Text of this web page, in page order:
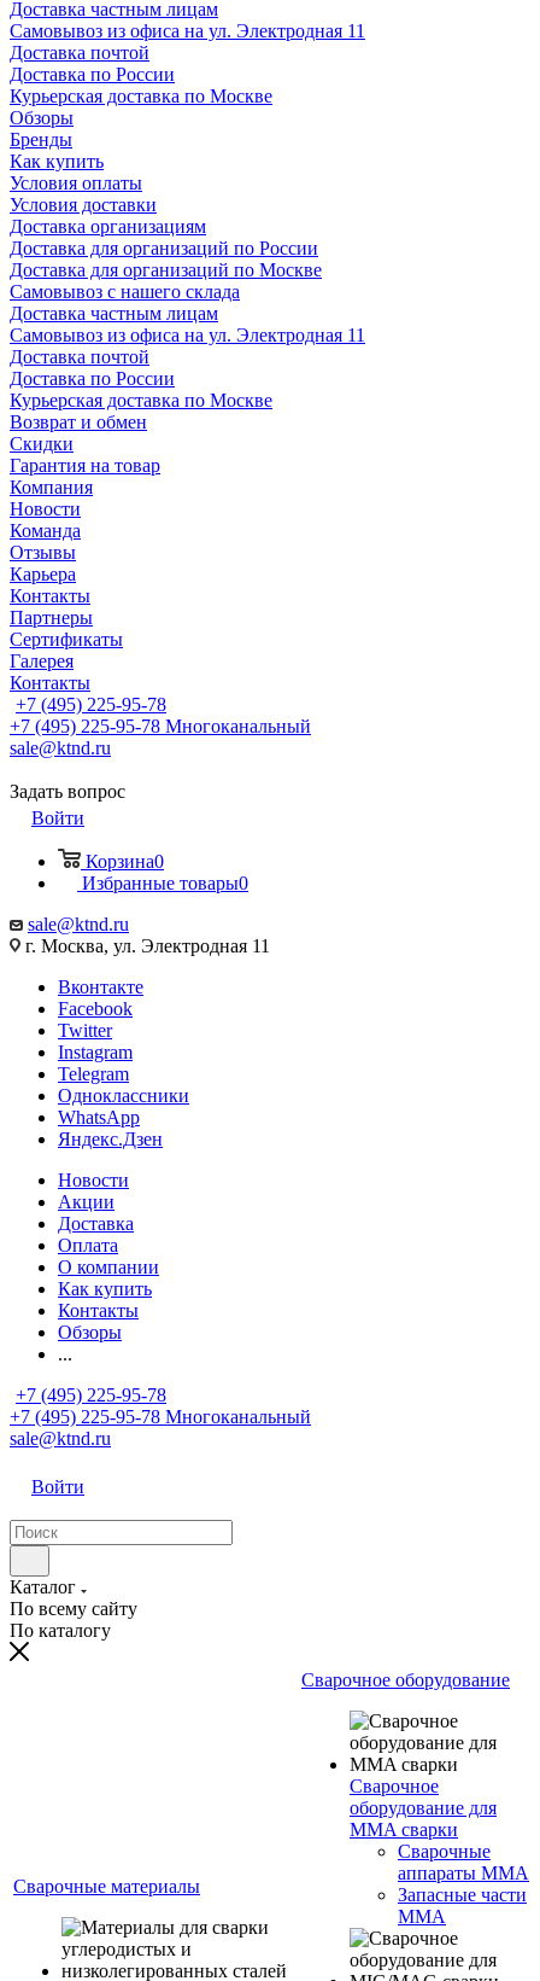
Доставка частным лицам
Самовывоз из офиса на ул. Электродная 11
Доставка почтой
Доставка по России
Курьерская доставка по Москве
Обзоры
Бренды
Как купить
Условия оплаты
Условия доставки
Доставка организациям
Доставка для организаций по России
Доставка для организаций по Москве
Самовывоз с нашего склада
Доставка частным лицам
Самовывоз из офиса на ул. Электродная 11
Доставка почтой
Доставка по России
Курьерская доставка по Москве
Возврат и обмен
Скидки
Гарантия на товар
Компания
Новости
Команда
Отзывы
Карьера
Контакты
Партнеры
Сертификаты
Галерея
Контакты
+7 (495) 225-95-78
+7 (495) 225-95-78 Многоканальный
sale@ktnd.ru
Задать вопрос
Войти
Корзина0
Избранные товары0
sale@ktnd.ru
г. Москва, ул. Электродная 11
Вконтакте
Facebook
Twitter
Instagram
Telegram
Одноклассники
WhatsApp
Яндекс.Дзен
Новости
Акции
Доставка
Оплата
О компании
Как купить
Контакты
Обзоры
...
+7 (495) 225-95-78
+7 (495) 225-95-78 Многоканальный
sale@ktnd.ru
Войти
Каталог
По всему сайту
По каталогу
Сварочные материалы
Сварочное оборудование
Сварочное
оборудование для
MMA сварки
Сварочные
аппараты MMA
Запасные части
MMA